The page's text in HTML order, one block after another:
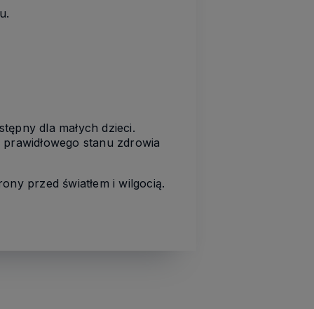
dla małych dzieci.
stanu zdrowia
przed światłem i wilgocią.